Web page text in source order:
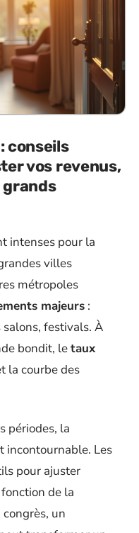
conseils
vos revenus,
intenses pour la
villes
métropoles
majeurs :
festivals. À
bondit, letaux
la courbe des
périodes, la
incontournable. Les
pour ajuster
de la
un